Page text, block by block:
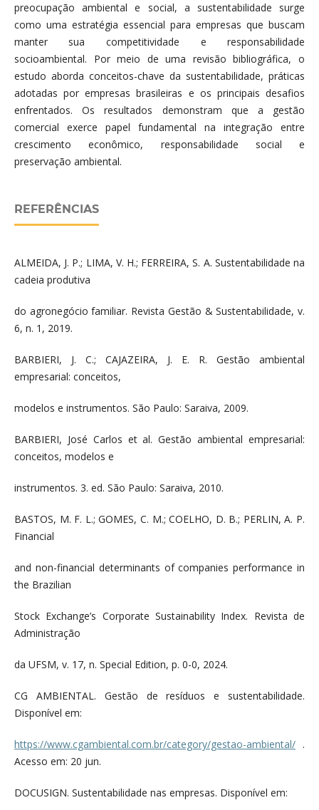
preocupação ambiental e social, a sustentabilidade surge
como uma estratégia essencial para empresas que buscam
manter sua competitividade e responsabilidade
socioambiental. Por meio de uma revisão bibliográfica, o
estudo aborda conceitos-chave da sustentabilidade, práticas
adotadas por empresas brasileiras e os principais desafios
enfrentados. Os resultados demonstram que a gestão
comercial exerce papel fundamental na integração entre
crescimento econômico, responsabilidade social e
preservação ambiental.
REFERÊNCIAS
ALMEIDA, J. P.; LIMA, V. H.; FERREIRA, S. A. Sustentabilidade na
cadeia produtiva
do agronegócio familiar. Revista Gestão & Sustentabilidade, v.
6, n. 1, 2019.
BARBIERI, J. C.; CAJAZEIRA, J. E. R. Gestão ambiental
empresarial: conceitos,
modelos e instrumentos. São Paulo: Saraiva, 2009.
BARBIERI, José Carlos et al. Gestão ambiental empresarial:
conceitos, modelos e
instrumentos. 3. ed. São Paulo: Saraiva, 2010.
BASTOS, M. F. L.; GOMES, C. M.; COELHO, D. B.; PERLIN, A. P.
Financial
and non-financial determinants of companies performance in
the Brazilian
Stock Exchange’s Corporate Sustainability Index. Revista de
Administração
da UFSM, v. 17, n. Special Edition, p. 0-0, 2024.
CG AMBIENTAL. Gestão de resíduos e sustentabilidade.
Disponível em:
https://www.cgambiental.com.br/category/gestao-ambiental/.
Acesso em: 20 jun.
DOCUSIGN. Sustentabilidade nas empresas. Disponível em: